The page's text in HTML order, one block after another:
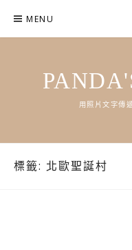
content
MENU
用照片文字傳
標籤: 北歐聖誕村